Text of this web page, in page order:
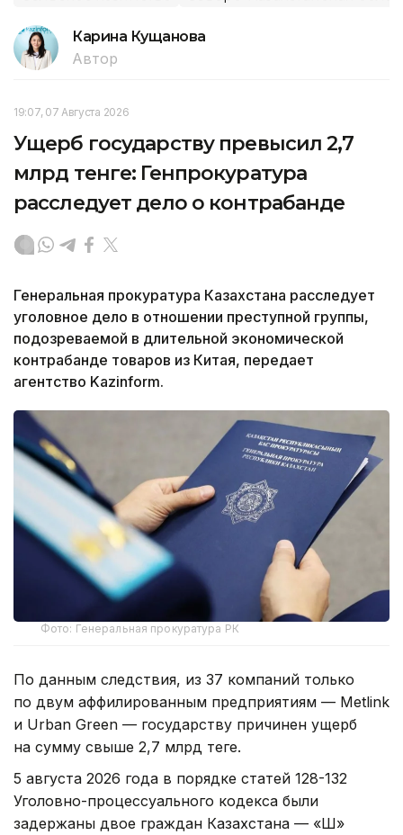
Карина Кущанова
Автор
19:07, 07 Августа 2026
Ущерб государству превысил 2,7
млрд тенге: Генпрокуратура
расследует дело о контрабанде
Генеральная прокуратура Казахстана расследует
уголовное дело в отношении преступной группы,
подозреваемой в длительной экономической
контрабанде товаров из Китая, передает
агентство Kazinform.
Фото: Генеральная прокуратура РК
По данным следствия, из 37 компаний только
по двум аффилированным предприятиям — Metlink
и Urban Green — государству причинен ущерб
на сумму свыше 2,7 млрд теңге.
5 августа 2026 года в порядке статей 128-132
Уголовно-процессуального кодекса были
задержаны двое граждан Казахстана — «Ш»